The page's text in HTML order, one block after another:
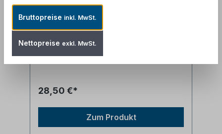
Hochwertige robuste spezielle 1,5mm dünne
Diamanttrennscheibe für Natur-/Kunststein,
Ziegel, Keramik, Feinsteinzeug, Beton und
allgemeines Baustellenmaterial. max 100 m/s
, max 16.600 rpm
Kilogramm)
28,50 €*
Zum Produkt
Bruttopreise inkl. MwSt.
Nettopreise exkl. MwSt.